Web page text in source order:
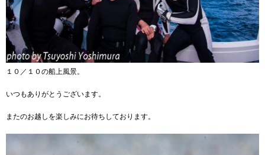
１０／１０の船上風景。
いつもありがとうございます。
またのお越しを楽しみにお待ちしております。